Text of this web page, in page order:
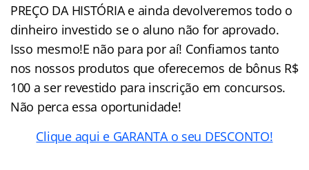
PREÇO DA HISTÓRIA e ainda devolveremos todo o
dinheiro investido se o aluno não for aprovado.
Isso mesmo!E não para por aí! Confiamos tanto
nos nossos produtos que oferecemos de bônus R$
100 a ser revestido para inscrição em concursos.
Não perca essa oportunidade!
Clique aqui e GARANTA o seu DESCONTO!